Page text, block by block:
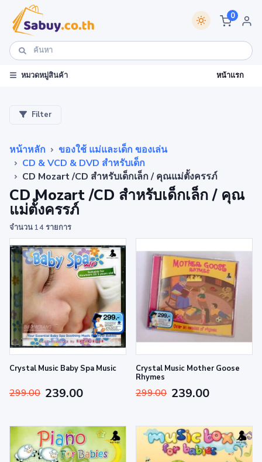
0
หมวดหมู่สินค้า หน้าแรก
Filter
หน้าหลัก
ของใช้ แม่และเด็ก ของเล่น
CD & VCD & DVD สำหรับเด็ก
CD Mozart /CD สำหรับเด็กเล็ก / คุณแม่ตั้งครรภ์
CD Mozart /CD สำหรับเด็กเล็ก / คุณ
แม่ตั้งครรภ์
จำนวน 14 รายการ
Crystal Music Baby Spa Music
299.00 239.00
Crystal Music Mother Goose
Rhymes
299.00 239.00